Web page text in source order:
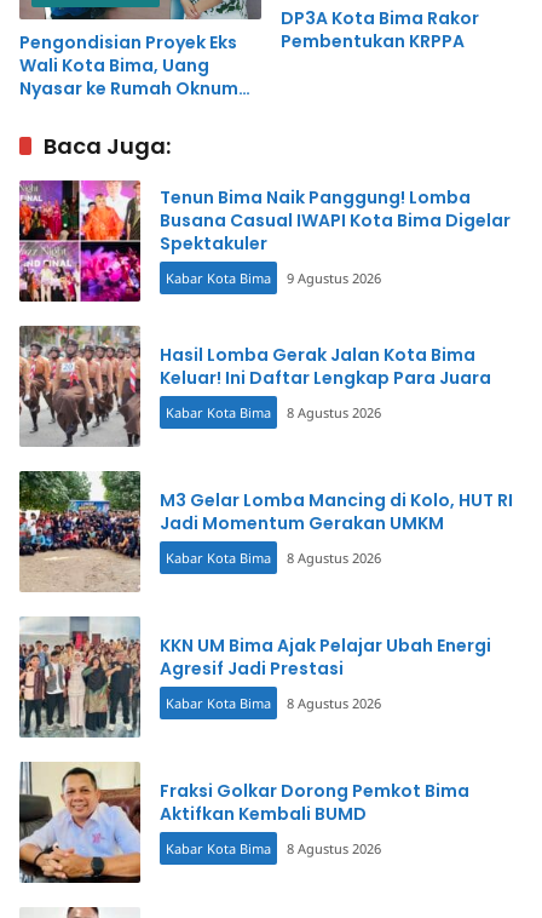
Pengondisian Proyek Eks
Wali Kota Bima, Uang
Nyasar ke Rumah Oknum
DP3A Kota Bima Rakor
Pembentukan KRPPA
Baca Juga:
Tenun Bima Naik Panggung! Lomba
Busana Casual IWAPI Kota Bima Digelar
Spektakuler
Kabar Kota Bima 9 Agustus 2026
Hasil Lomba Gerak Jalan Kota Bima
Keluar! Ini Daftar Lengkap Para Juara
Kabar Kota Bima 8 Agustus 2026
M3 Gelar Lomba Mancing di Kolo, HUT RI
Jadi Momentum Gerakan UMKM
Kabar Kota Bima 8 Agustus 2026
KKN UM Bima Ajak Pelajar Ubah Energi
Agresif Jadi Prestasi
Kabar Kota Bima 8 Agustus 2026
Fraksi Golkar Dorong Pemkot Bima
Aktifkan Kembali BUMD
Kabar Kota Bima 8 Agustus 2026